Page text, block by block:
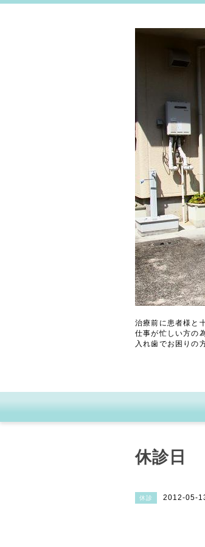
治療前に患者様と
仕事が忙しい方の
入れ歯でお困りの
休診日
休診 2012-05-